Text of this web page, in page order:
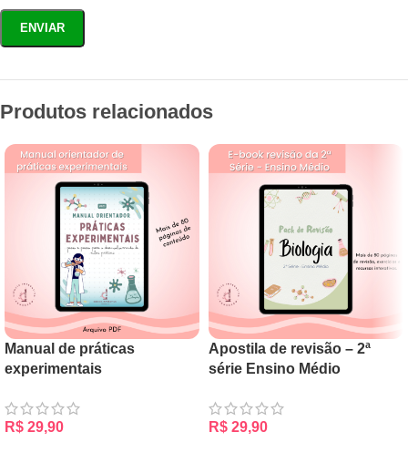
Produtos relacionados
Manual de práticas
experimentais
R$ 29,90
Apostila de revisão – 2ª
série Ensino Médio
R$ 29,90